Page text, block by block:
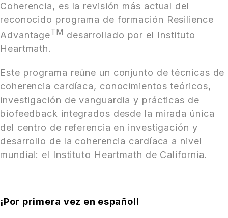
Coherencia, es la revisión más actual del
reconocido programa de formación Resilience
AdvantageTM desarrollado por el Instituto
Heartmath.
Este programa reúne un conjunto de técnicas de
coherencia cardíaca, conocimientos teóricos,
investigación de vanguardia y prácticas de
biofeedback integrados desde la mirada única
del centro de referencia en investigación y
desarrollo de la coherencia cardíaca a nivel
mundial: el Instituto Heartmath de California.
¡Por primera vez en español!